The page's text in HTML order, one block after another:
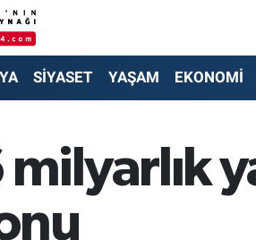
SİYASET YAŞAM EKONOMİ